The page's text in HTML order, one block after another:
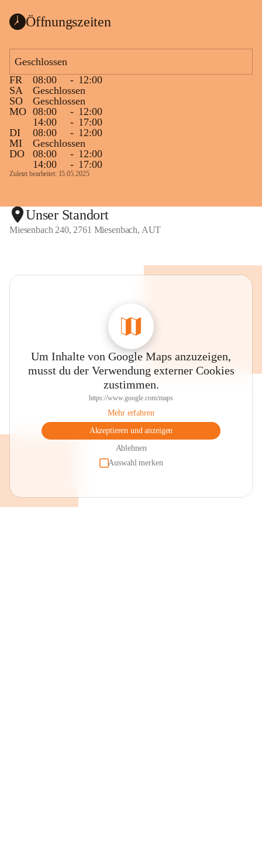
Öffnungszeiten
Geschlossen
FR
08:00 - 12:00
SA
Geschlossen
SO
Geschlossen
MO 08:00 - 12:00
14:00
- 17:00
DI
08:00 - 12:00
MI
Geschlossen
DO
08:00 - 12:00
14:00
- 17:00
Zuletzt bearbeitet: 15.05.2025
Unser Standort
Miesenbach 240, 2761 Miesenbach, AUT
Um Inhalte von Google Maps anzuzeigen,
musst du der Verwendung externer Cookies
zustimmen.
https://www.google.com/maps
Mehr erfahren
Akzeptieren und anzeigen
Ablehnen
Auswahl merken